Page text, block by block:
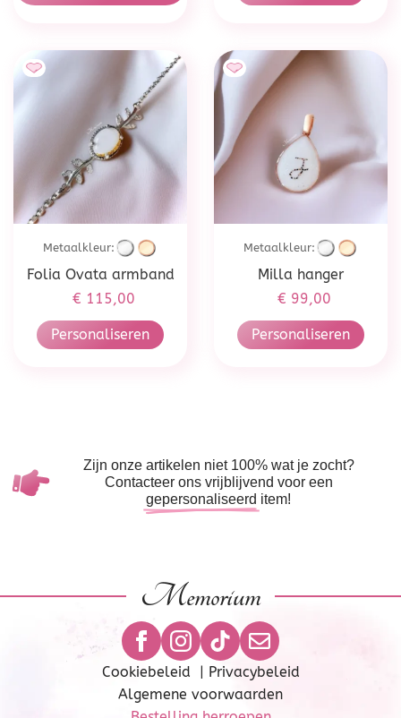
Metaalkleur:
Folia Ovata armband
€ 115,00
Personaliseren
Metaalkleur:
Milla hanger
€ 99,00
Personaliseren
Zijn onze artikelen niet 100% wat je zocht?
Contacteer ons vrijblijvend voor een
gepersonaliseerd item!
Memorium
Cookiebeleid | Privacybeleid
Algemene voorwaarden